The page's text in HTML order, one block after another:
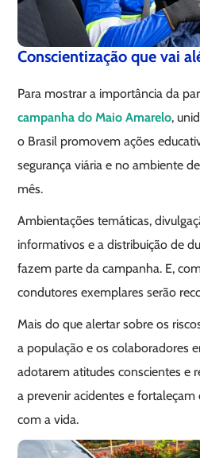
Conscientização que vai
Para mostrar a importância da
campanha do Maio Amarelo,
o Brasil promovem ações
segurança viária e no ambiente
mês.
Ambientações temáticas,
informativos e a distribuição de
fazem parte da campanha. E,
condutores exemplares serão
Mais do que alertar sobre os
a população e os colaboradores
adotarem atitudes conscientes e
a prevenir acidentes e
com a vida.